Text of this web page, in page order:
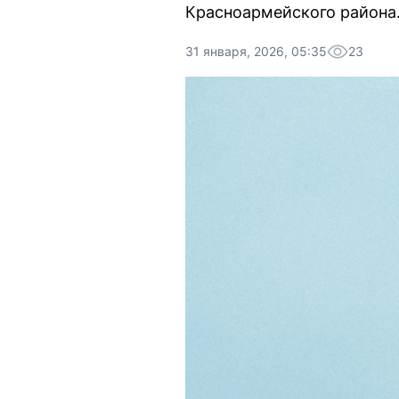
Красноармейского
31 января, 2026, 05:35 23